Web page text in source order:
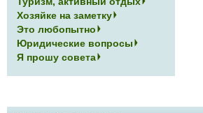
Хозяйке на заметку
Это любопытно
Юридические вопросы
Я прошу совета